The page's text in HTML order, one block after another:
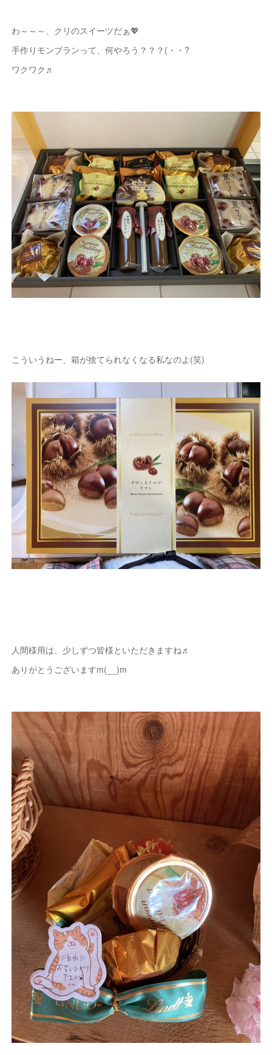
わ～～～、クリのスイーツだぁ💖
手作りモンブランって、何やろう？？？(・・?
ワクワク♬
こういうねー、箱が捨てられなくなる私なのよ(笑)
人間様用は、少しずつ皆様といただきますね♬
ありがとうございますm(__)m